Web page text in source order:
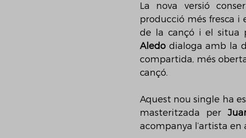
La nova versió
producció més fresca i
de la cançó i el situa
Aledo dialoga amb la
compartida, més
cançó.
Aquest nou single ha
masteritzada per
acompanya l’artista en